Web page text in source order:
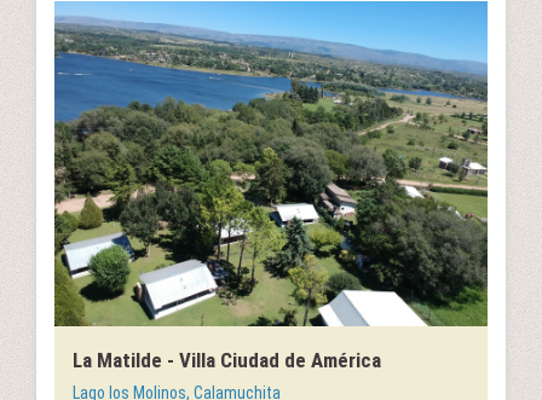
La Matilde - Villa Ciudad de América
Lago los Molinos, Calamuchita